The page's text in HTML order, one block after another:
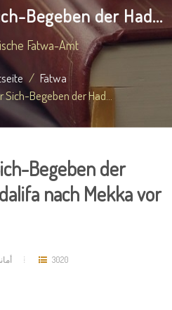
Begeben der Had...
Fatwa-Amt
Fatwa
Begeben der Had...
Begeben der
nach Mekka vor
3020